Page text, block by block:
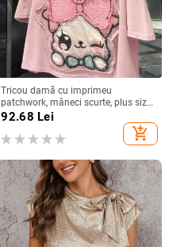
Tricou damă cu imprimeu
patchwork, mâneci scurte, plus size,
croială lejeră, vară 2025
92.68 Lei
add_shopping_cart